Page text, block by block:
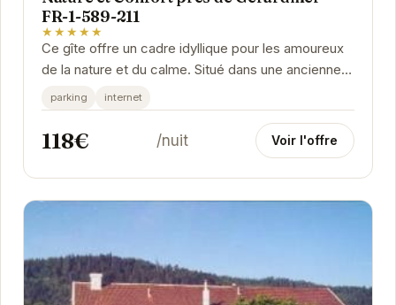
FR-1-589-211
★★★★★
Ce gîte offre un cadre idyllique pour les amoureux
de la nature et du calme. Situé dans une ancienne
ferme vosgienne, il allie charme rustique et...
parking internet
118€ /nuit Voir l'offre